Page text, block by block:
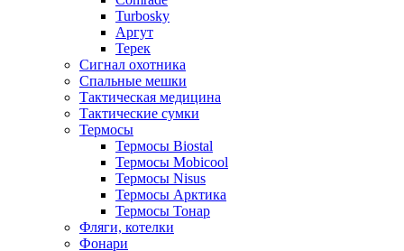
Turbosky
Аргут
Терек
Сигнал охотника
Спальные мешки
Тактическая медицина
Тактические сумки
Термосы
Термосы Biostal
Термосы Mobicool
Термосы Nisus
Термосы Арктика
Термосы Тонар
Фляги, котелки
Фонари